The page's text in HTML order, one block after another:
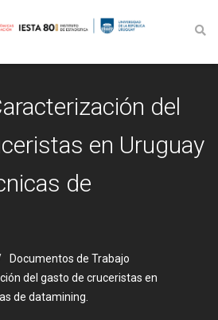
del
en Uruguay
de
Documentos de Trabajo
del gasto de cruceristas en
de datamining.